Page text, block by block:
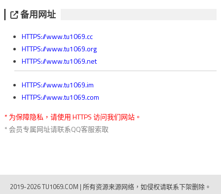
备用网址
HTTPS://www.tu1069.cc
HTTPS://www.tu1069.org
HTTPS://www.tu1069.net
HTTPS://www.tu1069.im
HTTPS://www.tu1069.com
* 为保障隐私，请使用 HTTPS 访问我们网站。
* 会员专属网址请联系QQ客服索取
2019-2026 TU1069.COM | 所有资源来源网络，如侵权请联系下架删除。